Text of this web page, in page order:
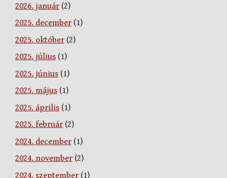
2026. január(2)
2025. december(1)
2025. október(2)
2025. július (1)
2025. június (1)
2025. május (1)
2025. április (1)
2025. február(2)
2024. december(1)
2024. november(2)
2024. szeptember(1)